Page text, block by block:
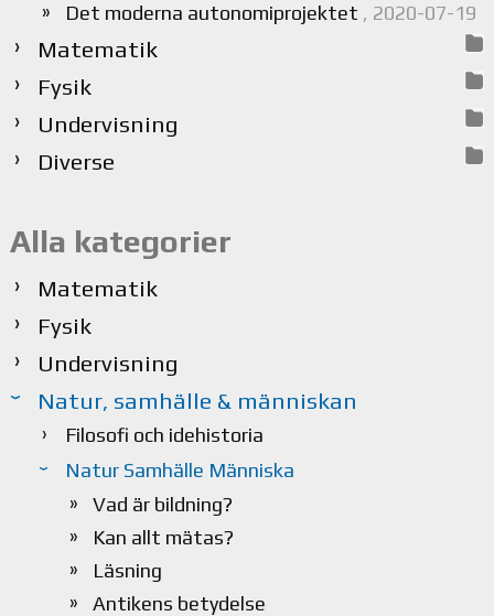
Det moderna autonomiprojektet , 2020-07-19
Matematik
Fysik
Undervisning
Diverse
Alla kategorier
Matematik
Fysik
Undervisning
Natur, samhälle & människan
Filosofi och idehistoria
Natur Samhälle Människa
Vad är bildning?
Kan allt mätas?
Läsning
Antikens betydelse